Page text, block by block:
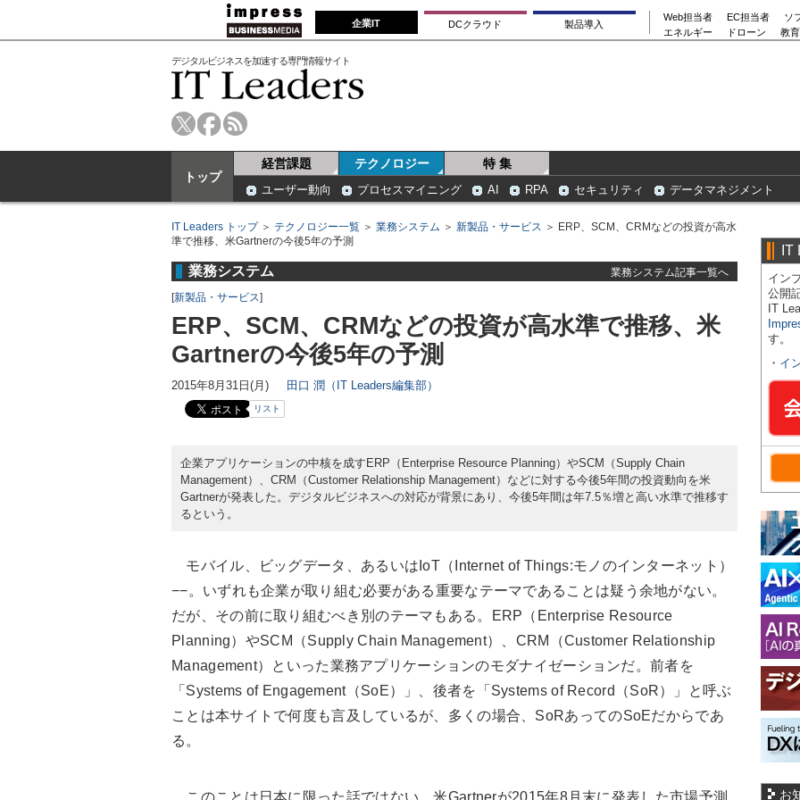
企業IT DCクラウド 製品導入
Web担当者 EC担当者
ソ
エネルギー
ドローン 教
デジタルビジネスを加速する専門情報サイト
トップ
経営課題 テクノロジー 特 集
ユーザー動向 プロセスマイニング AI RPA セキュリティ データマネジメント
IT Leaders トップ＞ テクノロジー一覧 ＞ 業務システム ＞ 新製品・サービス ＞ ERP、SCM、CRMなどの投資が高水
準で推移、米Gartnerの今後5年の予測
業務システム
業務システム記事一覧へ
[新製品・サービス]
ERP、SCM、CRMなどの投資が高水準で推移、米
Gartnerの今後5年の予測
2015年8月31日(月) 田口 潤（IT Leaders編集部）
リスト
企業アプリケーションの中核を成すERP（Enterprise Resource Planning）やSCM（Supply Chain
Management）、CRM（Customer Relationship Management）などに対する今後5年間の投資動向を米
Gartnerが発表した。デジタルビジネスへの対応が背景にあり、今後5年間は年7.5％増と高い水準で推移す
るという。
モバイル、ビッグデータ、あるいはIoT（Internet of Things:モノのインターネット）
−−。いずれも企業が取り組む必要がある重要なテーマであることは疑う余地がない。
だが、その前に取り組むべき別のテーマもある。ERP（Enterprise Resource
Planning）やSCM（Supply Chain Management）、CRM（Customer Relationship
Management）といった業務アプリケーションのモダナイゼーションだ。前者を
「Systems of Engagement（SoE）」、後者を「Systems of Record（SoR）」と呼ぶ
ことは本サイトで何度も言及しているが、多くの場合、SoRあってのSoEだからであ
る。
IT
イン
公開
IT
す。
・ イ
お